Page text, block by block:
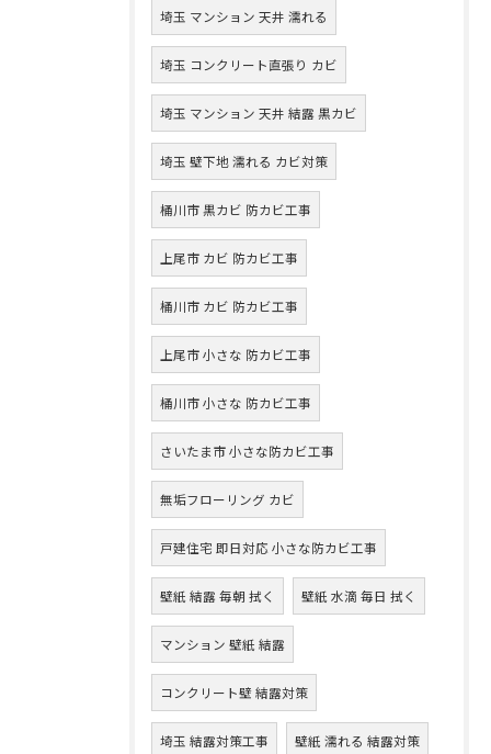
埼玉 マンション 天井 濡れる
埼玉 コンクリート直張り カビ
埼玉 マンション 天井 結露 黒カビ
埼玉 壁下地 濡れる カビ対策
桶川市 黒カビ 防カビ工事
上尾市 カビ 防カビ工事
桶川市 カビ 防カビ工事
上尾市 小さな 防カビ工事
桶川市 小さな 防カビ工事
さいたま市 小さな防カビ工事
無垢フローリング カビ
戸建住宅 即日対応 小さな防カビ工事
壁紙 結露 毎朝 拭く 壁紙 水滴 毎日 拭く
マンション 壁紙 結露
コンクリート壁 結露対策
埼玉 結露対策工事 壁紙 濡れる 結露対策